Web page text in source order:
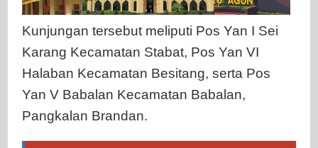
Kunjungan tersebut meliputi Pos Yan I Sei
Karang Kecamatan Stabat, Pos Yan VI
Halaban Kecamatan Besitang, serta Pos
Yan V Babalan Kecamatan Babalan,
Pangkalan Brandan.